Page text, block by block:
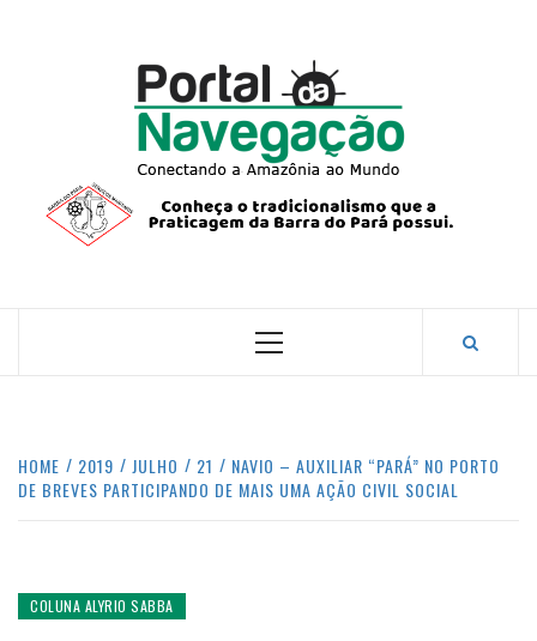
CONECTANDO A AMAZÔNIA COM O MUNDO.
Primary
HOME 2019 JULHO 21
NAVIO – AUXILIAR “PARÁ” NO PORTO
DE BREVES PARTICIPANDO DE MAIS UMA AÇÃO CIVIL SOCIAL
COLUNA ALYRIO SABBA